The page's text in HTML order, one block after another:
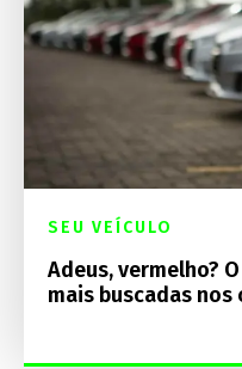
SEU VEÍCULO
Adeus, vermelho?
mais buscadas nos